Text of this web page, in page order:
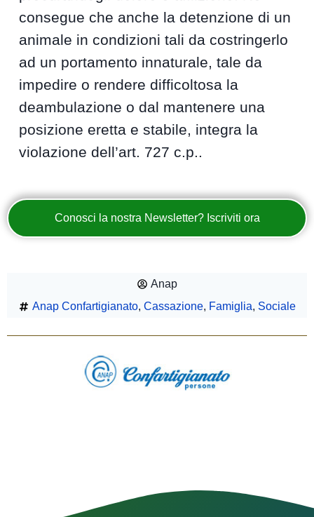
consegue che anche la detenzione di un
animale in condizioni tali da costringerlo
ad un portamento innaturale, tale da
impedire o rendere difficoltosa la
deambulazione o dal mantenere una
posizione eretta e stabile, integra la
violazione dell’art. 727 c.p..
Conosci la nostra Newsletter? Iscriviti ora
Anap
Anap Confartigianato, Cassazione, Famiglia, Sociale